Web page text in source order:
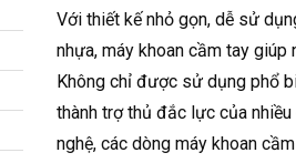
Với thiết kế nhỏ gọn, dễ sử
nhựa, máy khoan cầm tay
Không chỉ được sử dụng phổ
thành trợ thủ đắc lực của
nghệ, các dòng máy khoan